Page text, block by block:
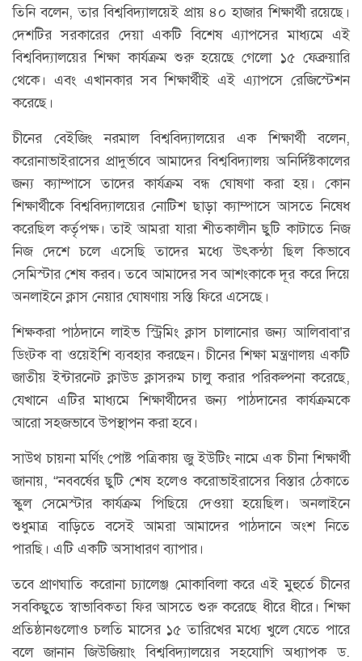
তিনি বলেন, তার বিশ্ববিদ্যালয়েই প্রায় ৪০ হাজার শিক্ষার্থী রয়েছে।
দেশটির সরকারের দেয়া একটি বিশেষ এ্যাপসের মাধ্যমে এই
বিশ্ববিদ্যালয়ের শিক্ষা কার্যক্রম শুরু হয়েছে গেলো ১৫ ফেব্রুয়ারি
থেকে। এবং এখানকার সব শিক্ষার্থীই এই এ্যাপসে রেজিস্টেশন
করেছে।
চীনের বেইজিং নরমাল বিশ্ববিদ্যালয়ের এক শিক্ষার্থী বলেন,
করোনাভাইরাসের প্রাদুর্ভাবে আমাদের বিশ্ববিদ্যালয় অনির্দিষ্টকালের
জন্য ক্যাম্পাসে তাদের কার্যক্রম বন্ধ ঘোষণা করা হয়। কোন
শিক্ষার্থীকে বিশ্ববিদ্যালয়ের নোটিশ ছাড়া ক্যাম্পাসে আসতে নিষেধ
করেছিল কর্তৃপক্ষ। তাই আমরা যারা শীতকালীন ছুটি কাটাতে নিজ
নিজ দেশে চলে এসেছি তাদের মধ্যে উৎকন্ঠা ছিল কিভাবে
সেমিস্টার শেষ করব। তবে আমাদের সব আশংকাকে দূর করে দিয়ে
অনলাইনে ক্লাস নেয়ার ঘোষণায় সস্তি ফিরে এসেছে।
শিক্ষকরা পাঠদানে লাইভ স্ট্রিমিং ক্লাস চালানোর জন্য আলিবাবা’র
ডিংটক বা ওয়েইশি ব্যবহার করছেন। চীনের শিক্ষা মন্ত্রণালয় একটি
জাতীয় ইন্টারনেট ক্লাউড ক্লাসরুম চালু করার পরিকল্পনা করেছে,
যেখানে এটির মাধ্যমে শিক্ষার্থীদের জন্য পাঠদানের কার্যক্রমকে
আরো সহজভাবে উপস্থাপন করা হবে।
সাউথ চায়না মর্ণিং পোষ্ট পত্রিকায় জু ইউটিং নামে এক চীনা শিক্ষার্থী
জানায়, “নববর্ষের ছুটি শেষ হলেও করোভাইরাসের বিস্তার ঠেকাতে
স্কুল সেমেস্টার কার্যক্রম পিছিয়ে দেওয়া হয়েছিল। অনলাইনে
শুধুমাত্র বাড়িতে বসেই আমরা আমাদের পাঠদানে অংশ নিতে
পারছি। এটি একটি অসাধারণ ব্যাপার।
তবে প্রাণঘাতি করোনা চ্যালেঞ্জ মোকাবিলা করে এই মুহুর্তে চীনের
সবকিছুতে স্বাভাবিকতা ফির আসতে শুরু করেছে ধীরে ধীরে। শিক্ষা
প্রতিষ্ঠানগুলোও চলতি মাসের ১৫ তারিখের মধ্যে খুলে যেতে পারে
বলে জানান জিউজিয়াং বিশ্ববিদ্যালয়ের সহযোগি অধ্যাপক ড.